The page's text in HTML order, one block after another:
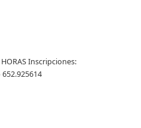
HORAS Inscripciones: